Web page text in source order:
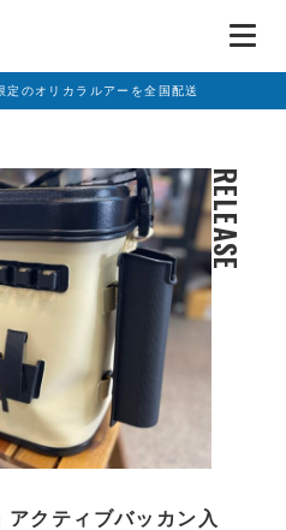
のオリカラルアーを全国配送
RELEASE
クティブバッカン入